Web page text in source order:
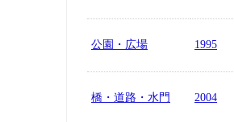
公園・広場 1995
橋・道路・水門 2004